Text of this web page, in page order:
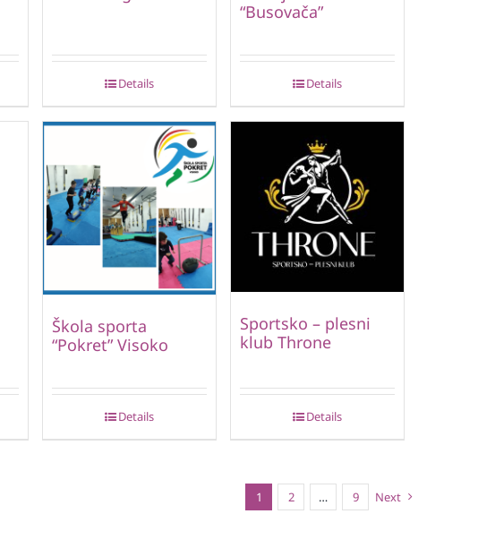
Details
“Busovača”
Details
Škola sporta
“Pokret” Visoko
Details
Sportsko – plesni
klub Throne
Details
1 2 … 9 Next